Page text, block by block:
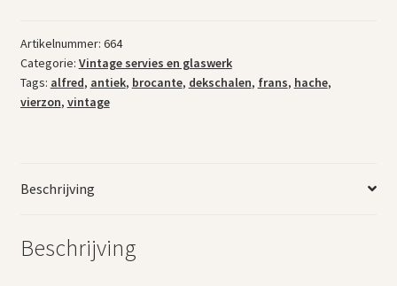
Cie
à
Vierzon
aantal
Artikelnummer: 664
Categorie: Vintage servies en glaswerk
Tags: alfred, antiek, brocante, dekschalen, frans, hache,
vierzon, vintage
Beschrijving
Beschrijving